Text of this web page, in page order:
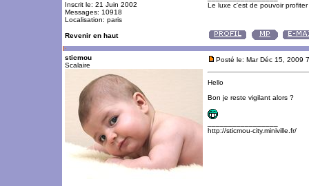
Inscrit le: 21 Juin 2002
Messages: 10918
Localisation: paris
Le luxe c'est de pouvoir
Revenir en haut
sticmou
Scalaire
Posté le: Mar Déc 15, 2009
Hello
Bon je reste vigilant alors ?
http://sticmou-city.miniville.fr/